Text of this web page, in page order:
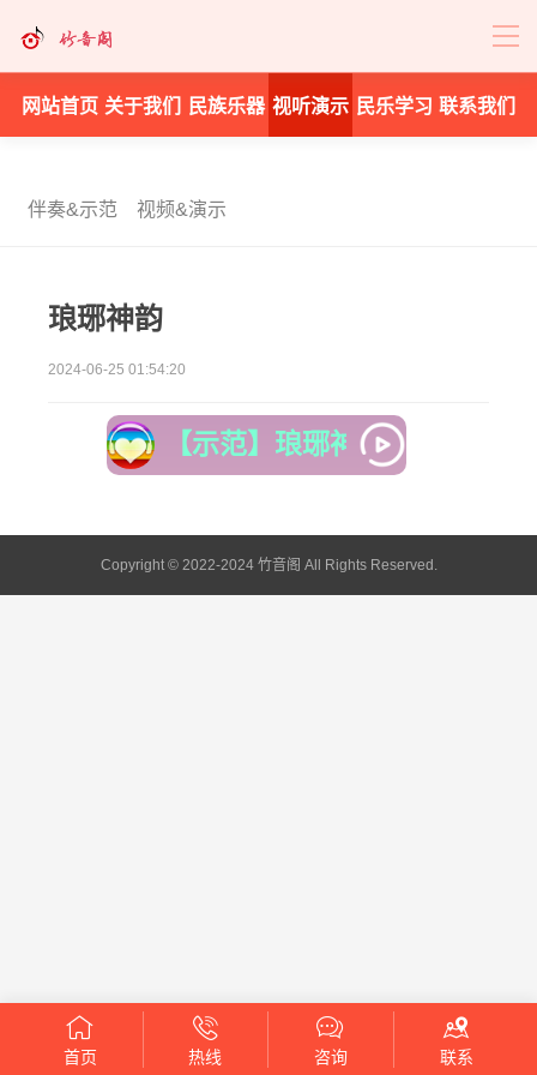
网站首页 关于我们 民族乐器 视听演示 民乐学习 联系我们
伴奏&示范 视频&演示
琅琊神韵
2024-06-25 01:54:20
【示范】琅琊神韵
首页 热线 咨询 联系
Copyright © 2022-2024 竹音阁 All Rights Reserved.